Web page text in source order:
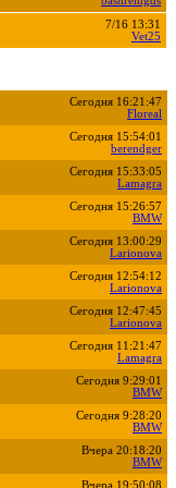
7/16 13:31
Vet25
Сегодня 16:21:47
Floreal
Сегодня 15:54:01
berendger
Сегодня 15:33:05
Lamagra
Сегодня 15:26:57
BMW
Сегодня 13:00:29
Larionova
Сегодня 12:54:12
Larionova
Сегодня 12:47:45
Larionova
Сегодня 11:21:47
Lamagra
Сегодня 9:29:01
BMW
Сегодня 9:28:20
BMW
Вчера 20:18:20
BMW
Вчера 19:50:08